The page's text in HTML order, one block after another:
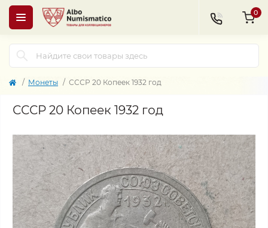
0
Монеты СССР 20 Копеек 1932 год
СССР 20 Копеек 1932 год